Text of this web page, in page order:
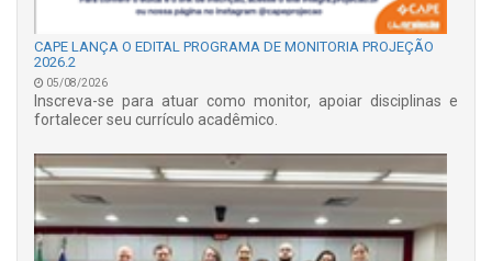
CAPE LANÇA O EDITAL PROGRAMA DE MONITORIA PROJEÇÃO
2026.2
05/08/2026
Inscreva-se para atuar como monitor, apoiar disciplinas e
fortalecer seu currículo acadêmico.